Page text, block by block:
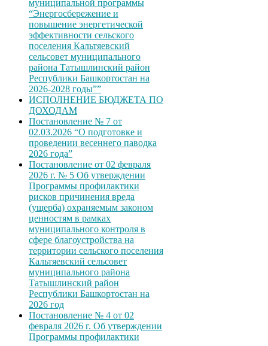
муниципальной программы
“Энергосбережение и
повышение энергетической
эффективности сельского
поселения Кальтяевский
сельсовет муниципального
района Татышлинский район
Республики Башкортостан на
2026-2028 годы””
ИСПОЛНЕНИЕ БЮДЖЕТА ПО
ДОХОДАМ
Постановление № 7 от
02.03.2026 “О подготовке и
проведении весеннего паводка
2026 года”
Постановление от 02 февраля
2026 г. № 5 Об утверждении
Программы профилактики
рисков причинения вреда
(ущерба) охраняемым законом
ценностям в рамках
муниципального контроля в
сфере благоустройства на
территории сельского поселения
Кальтяевский сельсовет
муниципального района
Татышлинский район
Республики Башкортостан на
2026 год
Постановление № 4 от 02
февраля 2026 г. Об утверждении
Программы профилактики